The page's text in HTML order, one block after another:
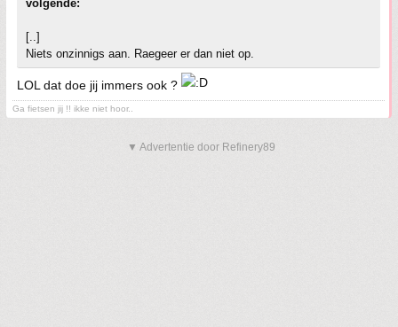
volgende:
[..]
Niets onzinnigs aan. Raegeer er dan niet op.
LOL dat doe jij immers ook ?
Ga fietsen jij !! ikke niet hoor..
▼ Advertentie door Refinery89